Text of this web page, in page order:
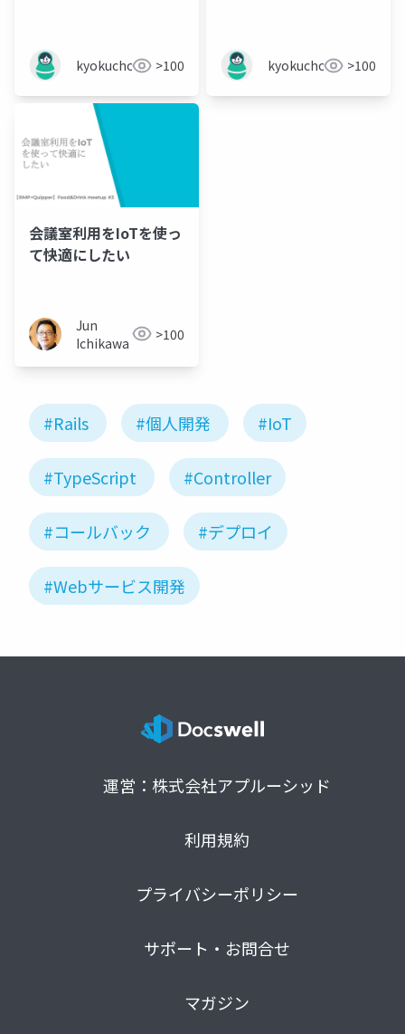
kyokucho1989>100 kyokucho1989>100
会議室利用をIoTを使っ
て快適にしたい
Jun
Ichikawa
>100
#Rails #個人開発 #IoT
#TypeScript #Controller
#コールバック #デプロイ
#Webサービス開発
運営：株式会社アプルーシッド
利用規約
プライバシーポリシー
サポート・お問合せ
マガジン